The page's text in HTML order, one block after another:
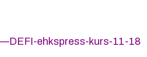
ehkspress-kurs-11-18